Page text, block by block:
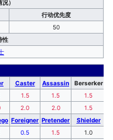
）
行动优先度
50
性
Caster Assassin
Berserker
1.5 1.5
1.5
2.0 2.0
1.5
Foreigner Pretender
Shielder
0.5 1.5
1.0